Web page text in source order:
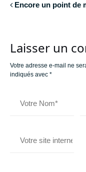
Encore un point de
Laisser un
Votre adresse e-mail ne
indiqués avec *